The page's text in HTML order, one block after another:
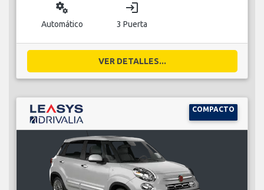
miscellaneous_services
Automático
login
3 Puerta
VER DETALLES...
COMPACTO